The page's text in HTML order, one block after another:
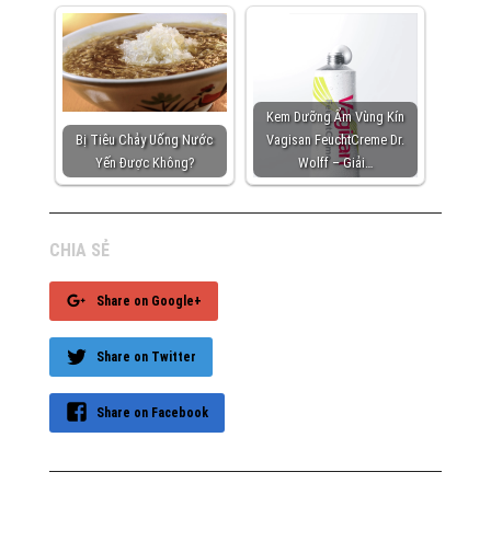
Bị Tiêu Chảy Uống Nước
Yến Được Không?
Kem Dưỡng Ẩm Vùng Kín
Vagisan FeuchtCreme Dr.
Wolff – Giải…
CHIA SẺ
Share on Google+
Share on Twitter
Share on Facebook